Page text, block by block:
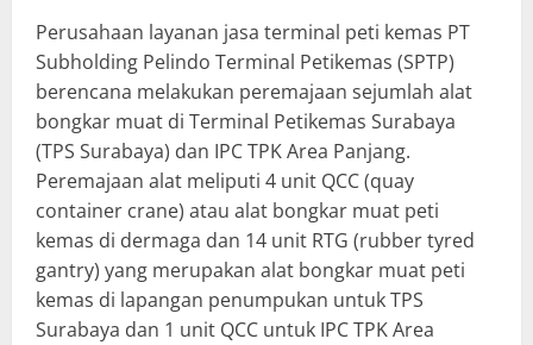
Perusahaan layanan jasa terminal peti kemas PT
Subholding Pelindo Terminal Petikemas (SPTP)
berencana melakukan peremajaan sejumlah alat
bongkar muat di Terminal Petikemas Surabaya
(TPS Surabaya) dan IPC TPK Area Panjang.
Peremajaan alat meliputi 4 unit QCC (quay
container crane) atau alat bongkar muat peti
kemas di dermaga dan 14 unit RTG (rubber tyred
gantry) yang merupakan alat bongkar muat peti
kemas di lapangan penumpukan untuk TPS
Surabaya dan 1 unit QCC untuk IPC TPK Area